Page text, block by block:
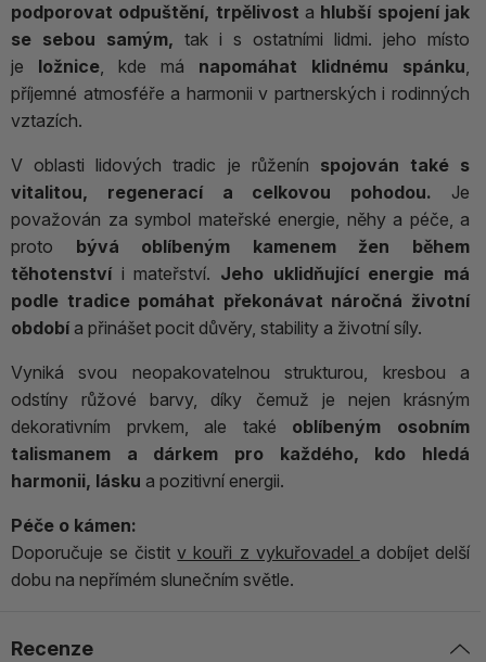
podporovat odpuštění, trpělivost a hlubší spojení jak
se sebou samým, tak i s ostatními lidmi. jeho místo
je ložnice, kde má napomáhat klidnému spánku,
příjemné atmosféře a harmonii v partnerských i rodinných
vztazích.
V oblasti lidových tradic je růženín spojován také s
vitalitou, regenerací a celkovou pohodou. Je
považován za symbol mateřské energie, něhy a péče, a
proto bývá oblíbeným kamenem žen během
těhotenství i mateřství. Jeho uklidňující energie má
podle tradice pomáhat překonávat náročná životní
období a přinášet pocit důvěry, stability a životní síly.
Vyniká svou neopakovatelnou strukturou, kresbou a
odstíny růžové barvy, díky čemuž je nejen krásným
dekorativním prvkem, ale také oblíbeným osobním
talismanem a dárkem pro každého, kdo hledá
harmonii, lásku a pozitivní energii.
Péče o kámen:
Doporučuje se čistitv kouři z vykuřovadel a dobíjet delší
dobu na nepřímém slunečním světle.
Recenze